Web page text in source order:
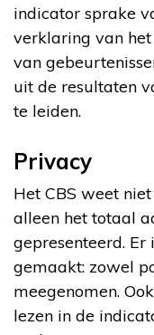
indicator sprake
verklaring van
van
uit de resultaten
te leiden.
Privacy
Het CBS weet
alleen het totaal
gepresenteerd.
gemaakt: zowel
meegenomen.
lezen in de